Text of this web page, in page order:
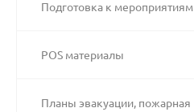
Подготовка к мероприятиям
POS материалы
Планы эвакуации, пожарная